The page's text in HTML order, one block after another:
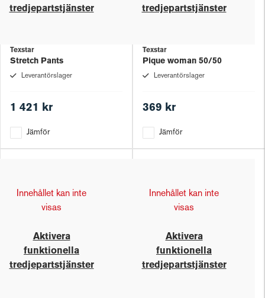
tredjepartstjänster
Texstar
Stretch Pants
Leverantörslager
1 421 kr
Jämför
tredjepartstjänster
Texstar
Pique woman 50/50
Leverantörslager
369 kr
Jämför
Innehållet kan inte
visas
Aktivera
funktionella
tredjepartstjänster
Innehållet kan inte
visas
Aktivera
funktionella
tredjepartstjänster